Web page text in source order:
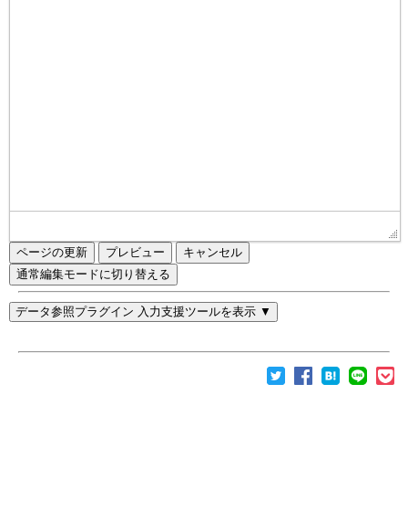
ページの更新
通常編集モードに切り替える
データ参照プラグイン 入力支援ツールを表示 ▼